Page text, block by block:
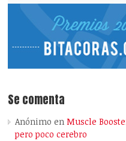
Se comenta
Anónimo enMuscle
pero poco cerebro